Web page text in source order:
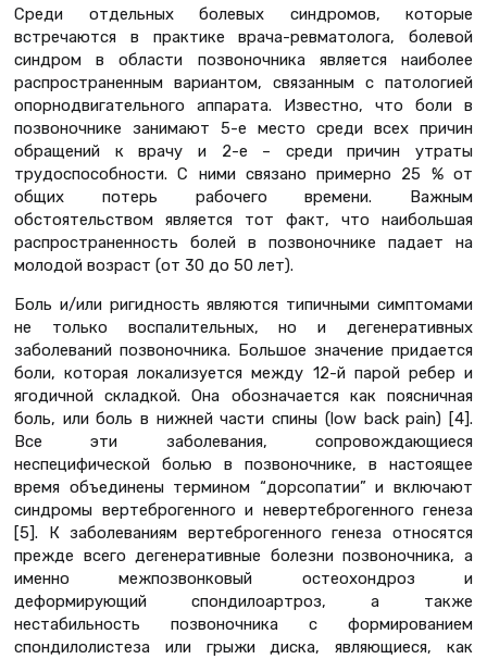
Среди отдельных болевых синдромов, которые
встречаются в практике врача-ревматолога, болевой
синдром в области позвоночника является наиболее
распространенным вариантом, связанным с патологией
опорнодвигательного аппарата. Известно, что боли в
позвоночнике занимают 5-е место среди всех причин
обращений к врачу и 2-е – среди причин утраты
трудоспособности. С ними связано примерно 25 % от
общих потерь рабочего времени. Важным
обстоятельством является тот факт, что наибольшая
распространенность болей в позвоночнике падает на
молодой возраст (от 30 до 50 лет).
Боль и/или ригидность являются типичными симптомами
не только воспалительных, но и дегенеративных
заболеваний позвоночника. Большое значение придается
боли, которая локализуется между 12-й парой ребер и
ягодичной складкой. Она обозначается как поясничная
боль, или боль в нижней части спины (low back pain) [4].
Все эти заболевания, сопровождающиеся
неспецифической болью в позвоночнике, в настоящее
время объединены термином “дорсопатии” и включают
синдромы вертеброгенного и невертеброгенного генеза
[5]. К заболеваниям вертеброгенного генеза относятся
прежде всего дегенеративные болезни позвоночника, а
именно межпозвонковый остеохондроз и
деформирующий спондилоартроз, а также
нестабильность позвоночника с формированием
спондилолистеза или грыжи диска, являющиеся, как